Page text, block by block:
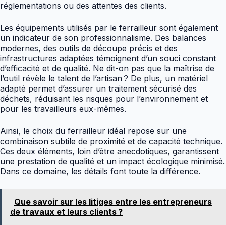
réglementations ou des attentes des clients.
Les équipements utilisés par le ferrailleur sont également
un indicateur de son professionnalisme. Des balances
modernes, des outils de découpe précis et des
infrastructures adaptées témoignent d’un souci constant
d’efficacité et de qualité. Ne dit-on pas que la maîtrise de
l’outil révèle le talent de l’artisan ? De plus, un matériel
adapté permet d’assurer un traitement sécurisé des
déchets, réduisant les risques pour l’environnement et
pour les travailleurs eux-mêmes.
Ainsi, le choix du ferrailleur idéal repose sur une
combinaison subtile de proximité et de capacité technique.
Ces deux éléments, loin d’être anecdotiques, garantissent
une prestation de qualité et un impact écologique minimisé.
Dans ce domaine, les détails font toute la différence.
Que savoir sur les litiges entre les entrepreneurs
de travaux et leurs clients ?